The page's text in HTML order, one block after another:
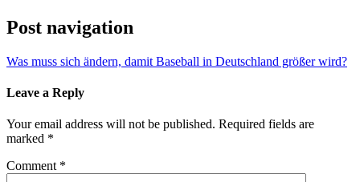
Post navigation
Was muss sich ändern, damit Baseball in Deutschland größer wird?
Leave a Reply
Your email address will not be published. Required fields are
marked *
Comment *